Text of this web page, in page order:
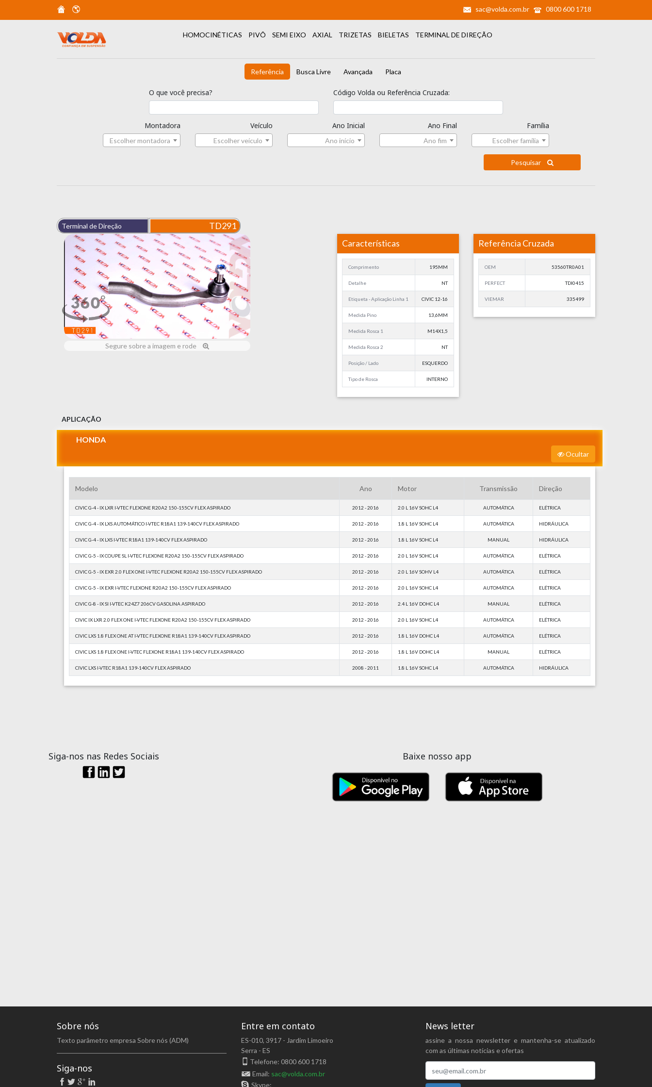
sac@volda.com.br 0800 600 1718
HOMOCINÉTICAS PIVÔ SEMI EIXO AXIAL TRIZETAS BIELETAS TERMINAL DE DIREÇÃO
Referência Busca Livre Avançada Placa
O que você precisa? Código Volda ou Referência Cruzada:
Montadora
Escolher montadora
Veículo
Escolher veículo
Ano Inicial
Ano início
Ano Final
Ano fim
Família
Escolher família
Pesquisar
Terminal de Direção TD291
Segure sobre a imagem e rode
Características
Comprimento 195MM
Detalhe NT
Etiqueta - Aplicação Linha 1 CIVIC 12-16
Medida Pino 13,6MM
Medida Rosca 1 M14X1,5
Medida Rosca 2 NT
Posição / Lado ESQUERDO
Tipo de Rosca INTERNO
Referência Cruzada
OEM 53560TR0A01
PERFECT TDI0415
VIEMAR 335499
APLICAÇÃO
HONDA
Ocultar
Modelo Ano Motor Transmissão Direção
CIVIC G-4 - IX LXR I-VTEC FLEXONE R20A2 150-155CV FLEX ASPIRADO 2012 - 2016 2.0 L 16V SOHC L4 AUTOMÁTICA ELÉTRICA
CIVIC G-4 - IX LXS AUTOMÁTICO I-VTEC R18A1 139-140CV FLEX ASPIRADO 2012 - 2016 1.8 L 16V SOHC L4 AUTOMÁTICA HIDRÁULICA
CIVIC G-4 - IX LXS I-VTEC R18A1 139-140CV FLEX ASPIRADO 2012 - 2016 1.8 L 16V SOHC L4 MANUAL HIDRÁULICA
CIVIC G-5 - IX COUPE SL I-VTEC FLEXONE R20A2 150-155CV FLEX ASPIRADO 2012 - 2016 2.0 L 16V SOHC L4 AUTOMÁTICA ELÉTRICA
CIVIC G-5 - IX EXR 2.0 FLEX ONE I-VTEC FLEXONE R20A2 150-155CV FLEX ASPIRADO 2012 - 2016 2.0 L 16V SOHV L4 AUTOMÁTICA ELÉTRICA
CIVIC G-5 - IX EXR I-VTEC FLEXONE R20A2 150-155CV FLEX ASPIRADO 2012 - 2016 2.0 L 16V SOHC L4 AUTOMÁTICA ELÉTRICA
CIVIC G-8 - IX SI I-VTEC K24Z7 206CV GASOLINA ASPIRADO 2012 - 2016 2.4 L 16V DOHC L4 MANUAL ELÉTRICA
CIVIC IX LXR 2.0 FLEX ONE I-VTEC FLEXONE R20A2 150-155CV FLEX ASPIRADO 2012 - 2016 2.0 L 16V SOHC L4 AUTOMÁTICA ELÉTRICA
CIVIC LXS 1.8 FLEX ONE AT I-VTEC FLEXONE R18A1 139-140CV FLEX ASPIRADO 2012 - 2016 1.8 L 16V DOHC L4 AUTOMÁTICA ELÉTRICA
CIVIC LXS 1.8 FLEX ONE I-VTEC FLEXONE R18A1 139-140CV FLEX ASPIRADO 2012 - 2016 1.8 L 16V DOHC L4 MANUAL ELÉTRICA
CIVIC LXS I-VTEC R18A1 139-140CV FLEX ASPIRADO 2008 - 2011 1.8 L 16V SOHC L4 AUTOMÁTICA HIDRÁULICA
Siga-nos nas Redes Sociais Baixe nosso app
Sobre nós
Texto parâmetro empresa Sobre nós (ADM)
Siga-nos
Entre em contato
ES-010, 3917 - Jardim Limoeiro
Serra - ES
Telefone: 0800 600 1718
Email: sac@volda.com.br
Skype:
News letter
assine a nossa newsletter e mantenha-se atualizado
com as últimas notícias e ofertas